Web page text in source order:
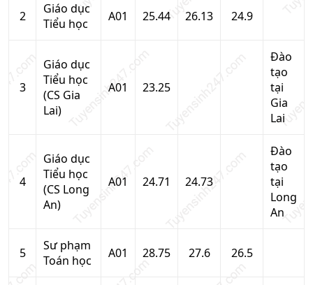
2
Giáo dục
Tiểu học
A01 25.44 26.13 24.9
3
Giáo dục
Tiểu học
(CS Gia
Lai)
A01 23.25
Đào
tạo
tại
Gia
Lai
4
Giáo dục
Tiểu học
(CS Long
An)
A01 24.71 24.73
Đào
tạo
tại
Long
An
5
Sư phạm
Toán học
A01 28.75 27.6 26.5